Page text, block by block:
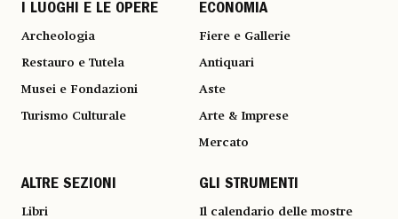
I LUOGHI E LE OPERE
Archeologia
Restauro e Tutela
Musei e Fondazioni
Turismo Culturale
ECONOMIA
Fiere e Gallerie
Antiquari
Aste
Arte & Imprese
Mercato
ALTRE SEZIONI
Libri
GLI STRUMENTI
Il calendario delle mostre